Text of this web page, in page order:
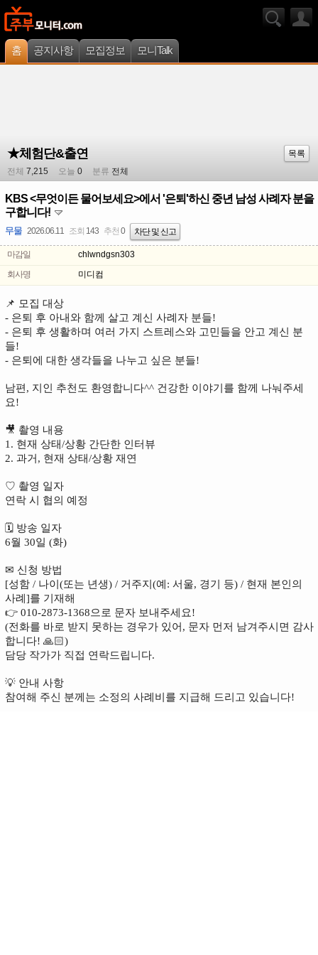
홈 공지사항 모집정보 모니Talk
★체험단&출연
목록
전체 7,215 오늘 0 분류 전체
KBS <무엇이든 물어보세요>에서 '은퇴'하신 중년 남성 사례자 분을
구합니다!
무물 2026.06.11 조회 143 추천 0 차단 및 신고
마감일
chlwndgsn303
회사명
미디컴
📌 모집 대상
- 은퇴 후 아내와 함께 살고 계신 사례자 분들!
- 은퇴 후 생활하며 여러 가지 스트레스와 고민들을 안고 계신 분
들!
- 은퇴에 대한 생각들을 나누고 싶은 분들!
남편, 지인 추천도 환영합니다^^ 건강한 이야기를 함께 나눠주세
요!
🎥 촬영 내용
1. 현재 상태/상황 간단한 인터뷰
2. 과거, 현재 상태/상황 재연
♡ 촬영 일자
연락 시 협의 예정
🗓 방송 일자
6월 30일 (화)
✉ 신청 방법
[성함 / 나이(또는 년생) / 거주지(예: 서울, 경기 등) / 현재 본인의
사례]를 기재해
👉 010-2873-1368으로 문자 보내주세요!
(전화를 바로 받지 못하는 경우가 있어, 문자 먼저 남겨주시면 감사
합니다! 🙏🏻)
담당 작가가 직접 연락드립니다.
💡 안내 사항
참여해 주신 분께는 소정의 사례비를 지급해 드리고 있습니다!